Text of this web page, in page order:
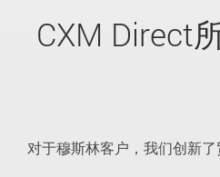
CXM Direct
对于穆斯林客户，我们创新